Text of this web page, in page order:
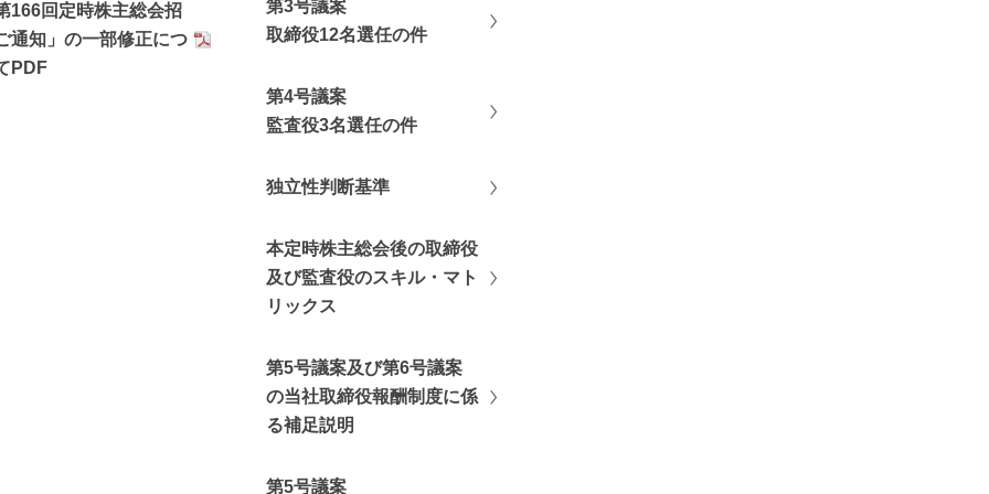
166回定時株主総会招
通知」の一部修正につ
PDF
第3号議案
取締役12名選任の件
第4号議案
監査役3名選任の件
独立性判断基準
本定時株主総会後の取締役
及び監査役のスキル・マト
リックス
第5号議案及び第6号議案
の当社取締役報酬制度に係
る補足説明
第5号議案